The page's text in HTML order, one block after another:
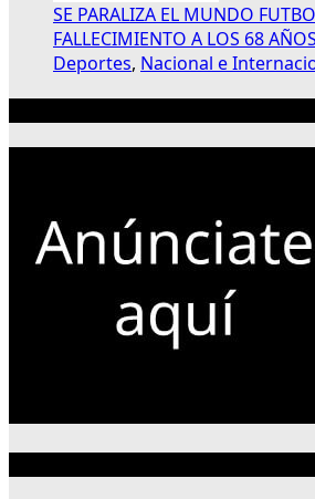
SE PARALIZA EL MUNDO
FALLECIMIENTO A LOS 68
Deportes, Nacional e